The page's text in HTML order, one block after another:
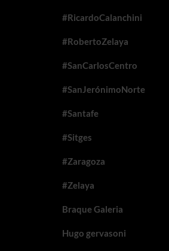
#RicardoCalanchini
#RobertoZelaya
#SanCarlosCentro
#SanJerónimoNorte
#Santafe
#Sitges
#Zaragoza
#Zelaya
Braque Galeria
Hugo gervasoni